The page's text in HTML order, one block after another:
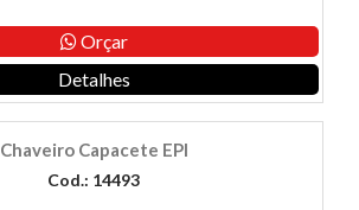
Orçar
Detalhes
Chaveiro Capacete EPI
Cod.: 14493